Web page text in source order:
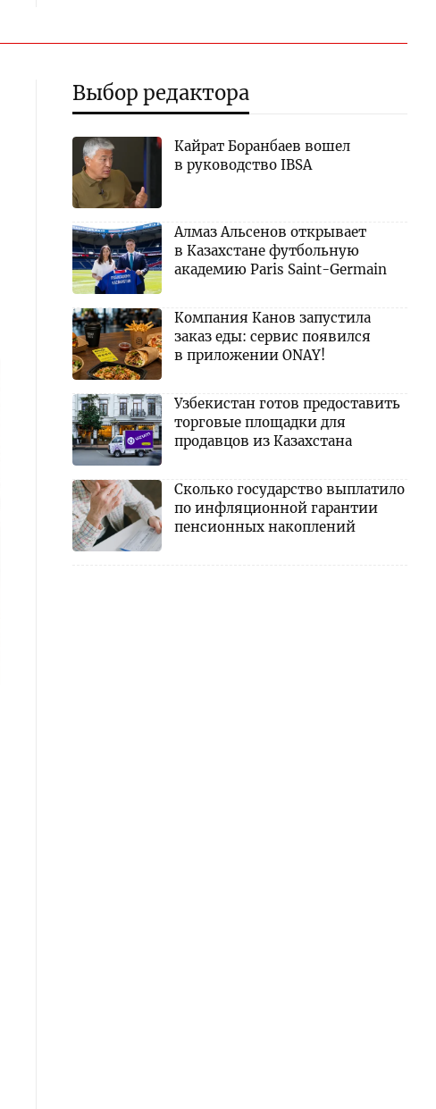
Выбор редактора
Кайрат Боранбаев вошел
в руководство IBSA
Алмаз Альсенов открывает
в Казахстане футбольную
академию Paris Saint-Germain
Компания Канов запустила
заказ еды: сервис появился
в приложении ONAY!
Узбекистан готов предоставить
торговые площадки для
продавцов из Казахстана
Сколько государство выплатило
по инфляционной гарантии
пенсионных накоплений